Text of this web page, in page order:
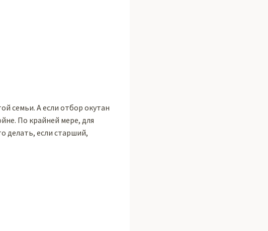
семьи. А если отбор окутан
По крайней мере, для
делать, если старший,